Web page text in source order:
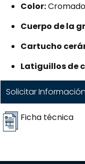
Color:Cromado
Cuerpo de la
Cartucho
Latiguillos de
Solicitar Información
Ficha técnica